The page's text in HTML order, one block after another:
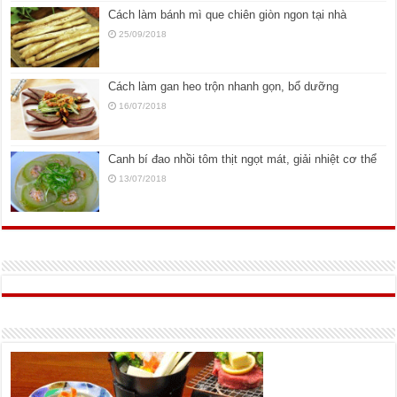
Cách làm bánh mì que chiên giòn ngon tại nhà
25/09/2018
Cách làm gan heo trộn nhanh gọn, bổ dưỡng
16/07/2018
Canh bí đao nhồi tôm thịt ngọt mát, giải nhiệt cơ thể
13/07/2018